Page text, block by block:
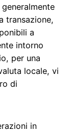
generalmente
transazione,
a
intorno
per una
locale, vi
di
in